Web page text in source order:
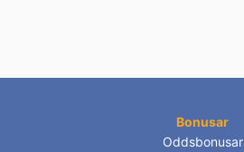
Bonusar
Oddsbonusar